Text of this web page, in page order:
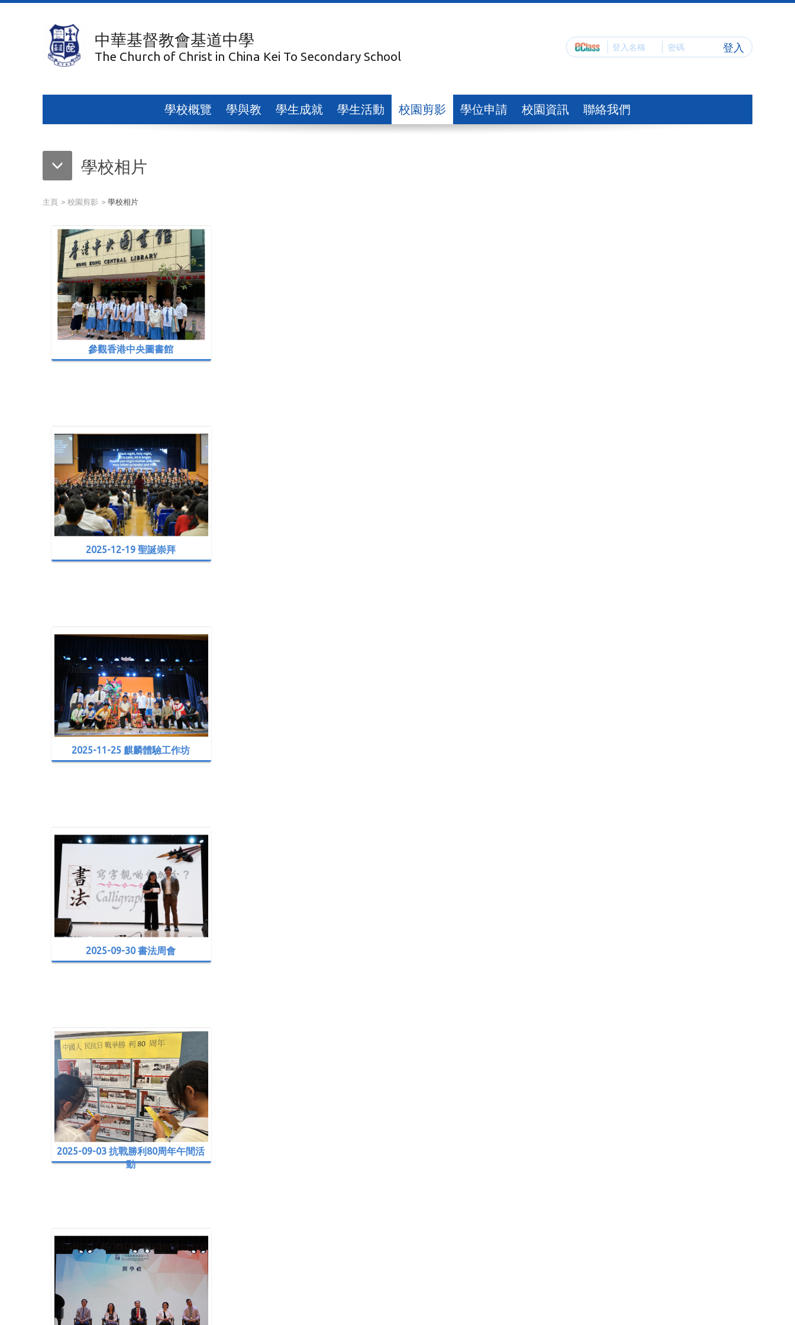
中華基督教會基道中學
The Church of Christ in China Kei To Secondary School
登入
學校概覽 學與教 學生成就 學生活動 校園剪影 學位申請 校園資訊 聯絡我們
學校相片
主頁 校園剪影 學校相片
參觀香港中央圖書館
2025-12-19 聖誕崇拜
2025-11-25 麒麟體驗工作坊
2025-09-30 書法周會
2025-09-03 抗戰勝利80周年午間活
動